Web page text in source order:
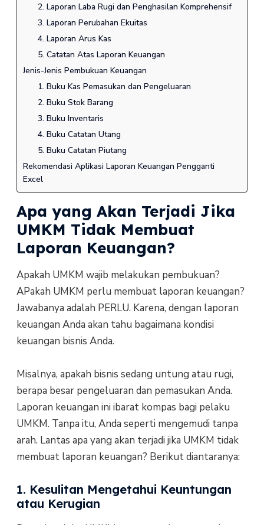
2. Laporan Laba Rugi dan Penghasilan Komprehensif
3. Laporan Perubahan Ekuitas
4. Laporan Arus Kas
5. Catatan Atas Laporan Keuangan
Jenis-Jenis Pembukuan Keuangan
1. Buku Kas Pemasukan dan Pengeluaran
2. Buku Stok Barang
3. Buku Inventaris
4. Buku Catatan Utang
5. Buku Catatan Piutang
Rekomendasi Aplikasi Laporan Keuangan Pengganti
Excel
Apa yang Akan Terjadi Jika
UMKM Tidak Membuat
Laporan Keuangan?
Apakah UMKM wajib melakukan pembukuan?
APakah UMKM perlu membuat laporan keuangan?
Jawabanya adalah PERLU. Karena, dengan laporan
keuangan Anda akan tahu bagaimana kondisi
keuangan bisnis Anda.
Misalnya, apakah bisnis sedang untung atau rugi,
berapa besar pengeluaran dan pemasukan Anda.
Laporan keuangan ini ibarat kompas bagi pelaku
UMKM. Tanpa itu, Anda seperti mengemudi tanpa
arah. Lantas apa yang akan terjadi jika UMKM tidak
membuat laporan keuangan? Berikut diantaranya:
1. Kesulitan Mengetahui Keuntungan
atau Kerugian